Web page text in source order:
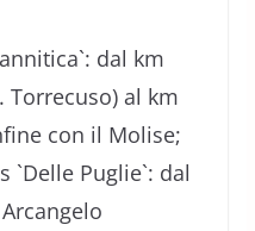
dal km
Torrecuso) al km
con il Molise;
`Delle Puglie`: dal